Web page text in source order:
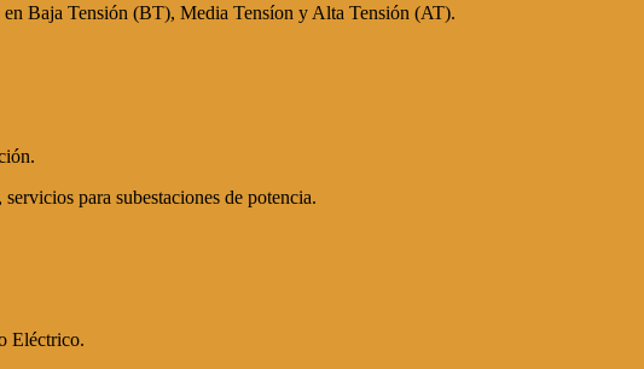
en Baja Tensión (BT), Media Tensíon y Alta Tensión (AT).
para subestaciones de potencia.
Eléctrico.